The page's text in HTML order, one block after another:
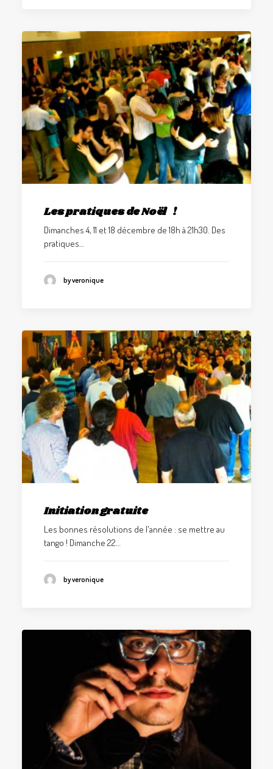
Les pratiques de Noël !
Dimanches 4, 11 et 18 décembre de 18h à 21h30. Des
pratiques…
by veronique
Initiation gratuite
Les bonnes résolutions de l'année : se mettre au
tango ! Dimanche 22…
by veronique